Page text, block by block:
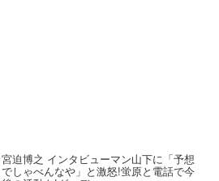
宮迫博之 インタビューマン山下に「予想
でしゃべんなや」と激怒!蛍原と電話で今